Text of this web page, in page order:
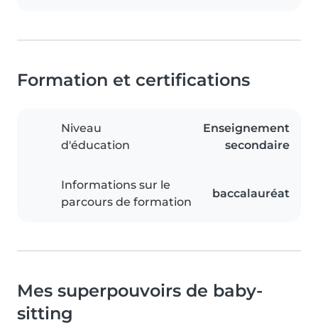
Formation et certifications
Niveau
d'éducation
Enseignement
secondaire
Informations sur le
parcours de formation
baccalauréat
Mes superpouvoirs de baby-
sitting